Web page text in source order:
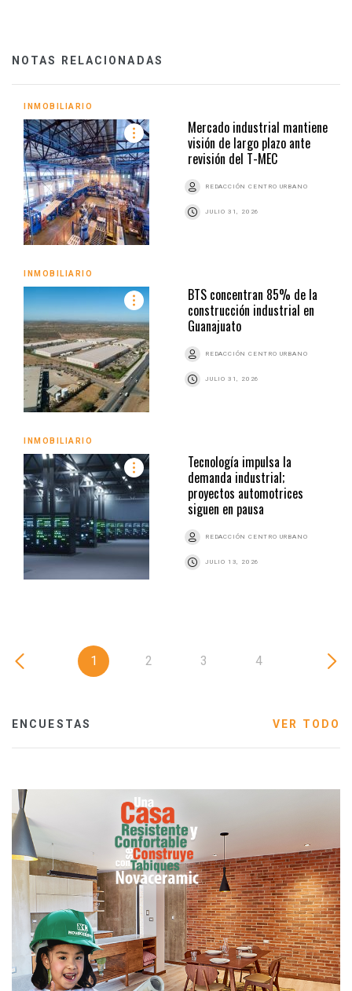
NOTAS RELACIONADAS
INMOBILIARIO
Mercado industrial mantiene
visión de largo plazo ante
revisión del T-MEC
REDACCIÓN CENTRO URBANO
JULIO 31, 2026
INMOBILIARIO
BTS concentran 85% de la
construcción industrial en
Guanajuato
REDACCIÓN CENTRO URBANO
JULIO 31, 2026
INMOBILIARIO
Tecnología impulsa la
demanda industrial;
proyectos automotrices
siguen en pausa
REDACCIÓN CENTRO URBANO
JULIO 13, 2026
1 2 3 4
ENCUESTAS VER TODO